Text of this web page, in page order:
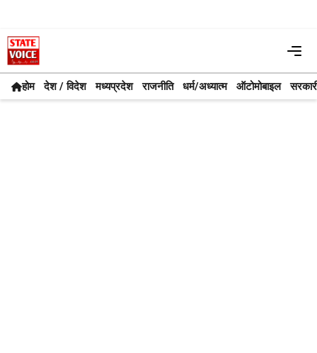
Skip
to
content
होम देश / विदेश मध्यप्रदेश राजनीति धर्म/अध्यात्म ऑटोमोबाइल